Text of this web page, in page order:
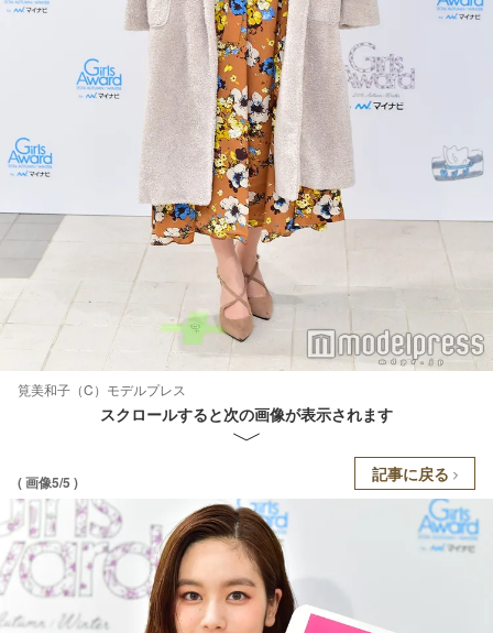
筧美和子（C）モデルプレス
スクロールすると次の画像が表示されます
( 画像5/5 ) 記事に戻る